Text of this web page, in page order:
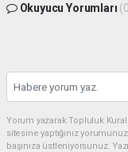
Okuyucu Yorumları
Yorum yazarak Topluluk
sitesine yaptığınız
başınıza üstleniyorsunuz.